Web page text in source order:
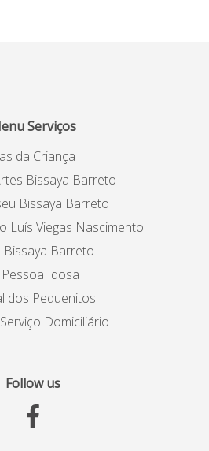
Serviços
da Criança
Bissaya Barreto
Bissaya Barreto
Luís Viegas Nascimento
Bissaya Barreto
Pessoa Idosa
dos Pequenitos
Domiciliário
Follow us